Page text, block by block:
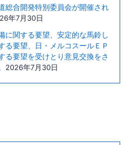
総合開発特別委員会が開催され
年7月30日
に関する要望、安定的な馬鈴し
る要望、日・メルコスールＥＰ
る要望を受けとり意見交換をさ
2026年7月30日